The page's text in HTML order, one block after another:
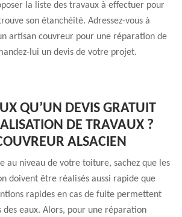
la liste des travaux à effectuer pour
son étanchéité. Adressez-vous à
artisan couvreur pour une réparation de
lui un devis de votre projet.
QU’UN DEVIS GRATUIT
DE TRAVAUX ?
ALSACIEN
au niveau de votre toiture, sachez que les
doivent être réalisés aussi rapide que
rapides en cas de fuite permettent
eaux. Alors, pour une réparation